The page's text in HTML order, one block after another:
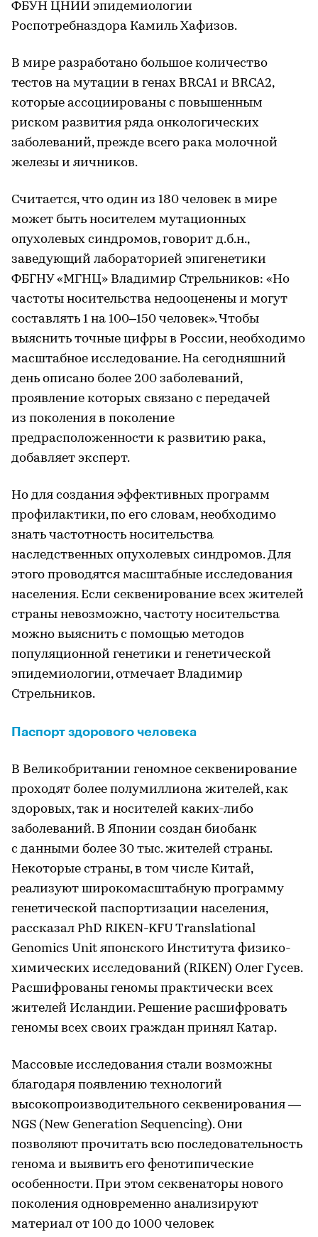
ФБУН ЦНИИ эпидемиологии
Роспотребназдора Камиль Хафизов.
В мире разработано большое количество
тестов на мутации в генах BRCA1 и BRCA2,
которые ассоциированы с повышенным
риском развития ряда онкологических
заболеваний, прежде всего рака молочной
железы и яичников.
Считается, что один из 180 человек в мире
может быть носителем мутационных
опухолевых синдромов, говорит д.б.н.,
заведующий лабораторией эпигенетики
ФБГНУ «МГНЦ» Владимир Стрельников: «Но
частоты носительства недооценены и могут
составлять 1 на 100–150 человек». Чтобы
выяснить точные цифры в России, необходимо
масштабное исследование. На сегодняшний
день описано более 200 заболеваний,
проявление которых связано с передачей
из поколения в поколение
предрасположенности к развитию рака,
добавляет эксперт.
Но для создания эффективных программ
профилактики, по его словам, необходимо
знать частотность носительства
наследственных опухолевых синдромов. Для
этого проводятся масштабные исследования
населения. Если секвенирование всех жителей
страны невозможно, частоту носительства
можно выяснить с помощью методов
популяционной генетики и генетической
эпидемиологии, отмечает Владимир
Стрельников.
Паспорт здорового человека
В Великобритании геномное секвенирование
проходят более полумиллиона жителей, как
здоровых, так и носителей каких-либо
заболеваний. В Японии создан биобанк
с данными более 30 тыс. жителей страны.
Некоторые страны, в том числе Китай,
реализуют широкомасштабную программу
генетической паспортизации населения,
рассказал PhD RIKEN-KFU Translational
Genomics Unit японского Института физико-
химических исследований (RIKEN) Олег Гусев.
Расшифрованы геномы практически всех
жителей Исландии. Решение расшифровать
геномы всех своих граждан принял Катар.
Массовые исследования стали возможны
благодаря появлению технологий
высокопроизводительного секвенирования —
NGS (New Generation Sequencing). Они
позволяют прочитать всю последовательность
генома и выявить его фенотипические
особенности. При этом секвенаторы нового
поколения одновременно анализируют
материал от 100 до 1000 человек